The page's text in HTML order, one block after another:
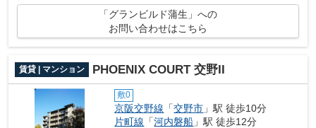
「グランビルド蒲生」への
お問い合わせはこちら
賃貸 | マンション PHOENIX COURT 交野II
敷0
京阪交野線 「交野市 」駅 徒歩10分
片町線 「河内磐船 」駅 徒歩12分